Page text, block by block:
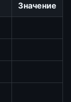
Значение